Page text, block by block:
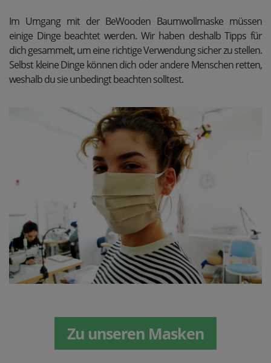
Im Umgang mit der BeWooden Baumwollmaske müssen
einige Dinge beachtet werden. Wir haben deshalb Tipps für
dich gesammelt, um eine richtige Verwendung sicher zu stellen.
Selbst kleine Dinge können dich oder andere Menschen retten,
weshalb du sie unbedingt beachten solltest.
Zu unseren Masken